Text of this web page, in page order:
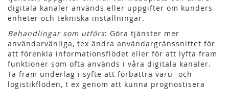
digitala kanaler används eller uppgifter om kunders
enheter och tekniska inställningar.
Behandlingar som utförs: Göra tjänster mer
användarvänliga, tex ändra användargränssnittet för
att förenkla informationsflödet eller för att lyfta fram
funktioner som ofta används i våra digitala kanaler.
Ta fram underlag i syfte att förbättra varu- och
logistikflöden, t ex genom att kunna prognostisera